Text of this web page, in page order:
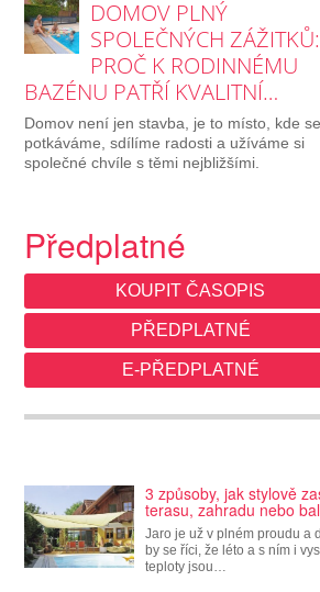
DOMOV PLNÝ
SPOLEČNÝCH ZÁŽITKŮ:
PROČ K RODINNÉMU
BAZÉNU PATŘÍ KVALITNÍ…
Domov není jen stavba, je to místo, kde se
potkáváme, sdílíme radosti a užíváme si
společné chvíle s těmi nejbližšími.
Předplatné
KOUPIT ČASOPIS
PŘEDPLATNÉ
E-PŘEDPLATNÉ
3 způsoby, jak stylově
terasu, zahradu nebo
Jaro je už v plném proudu a
by se říci, že léto a s ním i
teploty jsou…